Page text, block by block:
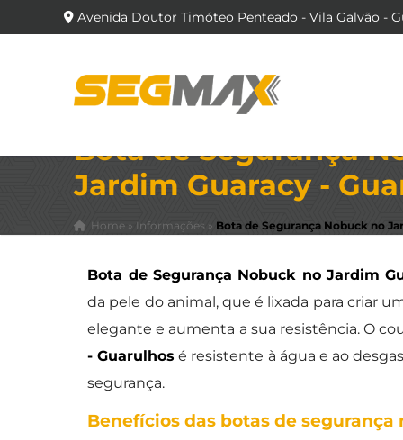
Avenida Doutor Timóteo Penteado - Vila Galvão -
Bota de Segurança
Jardim Guaracy -
Home » Informações » Bota de Segurança Nobuck no
Bota de Segurança Nobuck no Jardim
da pele do animal, que é lixada para criar
elegante e aumenta a sua resistência. O
- Guarulhos é resistente à água e ao
segurança.
Benefícios das botas de segurança